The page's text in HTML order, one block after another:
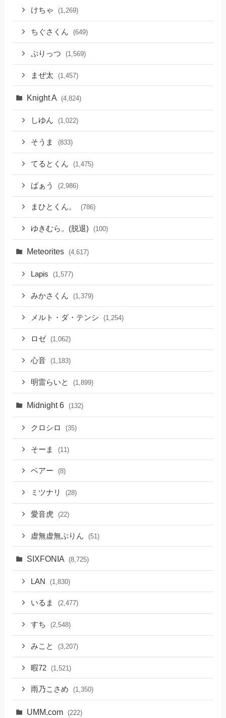
けちゃ (1,269)
ちぐさくん (649)
ぷりっつ (1,569)
まぜ太 (1,457)
Knight A (4,824)
しゆん (1,022)
そうま (833)
てるとくん (1,475)
ばぁう (2,986)
まひとくん。 (786)
ゆきむら。(脱退) (100)
Meteorites (4,617)
Lapis (1,577)
みかさくん (1,379)
メルト・ダ・テンシ (1,254)
ロゼ (1,062)
心音 (1,183)
明雷らいと (1,899)
Midnight 6 (132)
クロシロ (35)
そーま (11)
ベアー (8)
ミツナリ (28)
愛音虎 (22)
虚無虚無ぷりん (51)
SIXFONIA (8,725)
LAN (1,830)
いるま (2,477)
すち (2,548)
みこと (3,207)
暇72 (1,521)
雨乃こさめ (1,350)
UMM.com (222)